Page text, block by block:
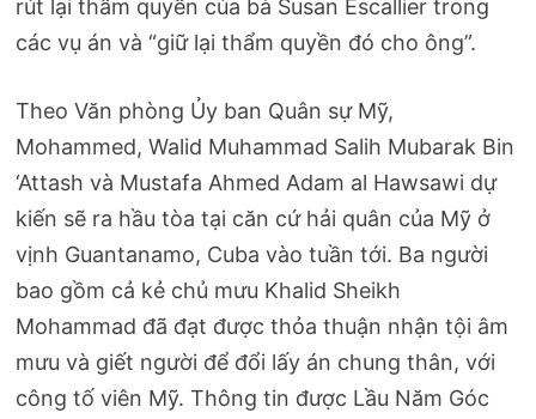
rút lại thẩm quyền của bà Susan Escallier trong
các vụ án và “giữ lại thẩm quyền đó cho ông”.
Theo Văn phòng Ủy ban Quân sự Mỹ,
Mohammed, Walid Muhammad Salih Mubarak Bin
‘Attash và Mustafa Ahmed Adam al Hawsawi dự
kiến ​​sẽ ra hầu tòa tại căn cứ hải quân của Mỹ ở
vịnh Guantanamo, Cuba vào tuần tới. Ba người
bao gồm cả kẻ chủ mưu Khalid Sheikh
Mohammad đã đạt được thỏa thuận nhận tội âm
mưu và giết người để đổi lấy án chung thân, với
công tố viên Mỹ. Thông tin được Lầu Năm Góc